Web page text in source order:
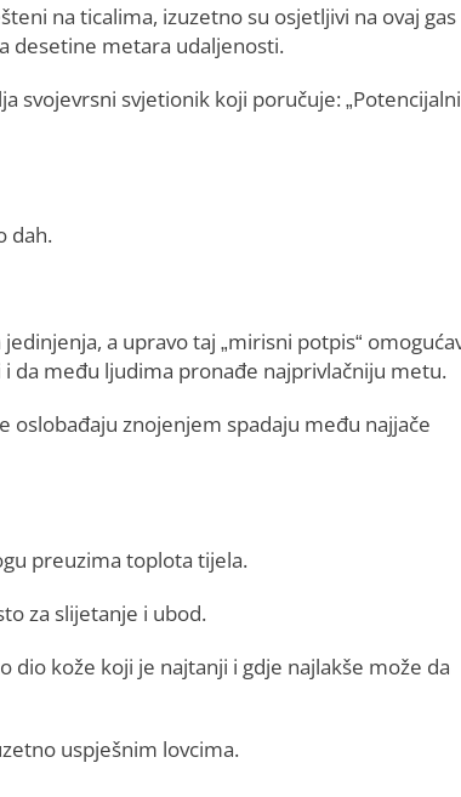
na ticalima, izuzetno su osjetljivi na ovaj gas
desetine metara udaljenosti.
svojevrsni svjetionik koji poručuje: „Potencijalni
dah.
a upravo taj „mirisni potpis“
da među ljudima pronađe najprivlačniju metu.
oslobađaju znojenjem spadaju među najjače
preuzima toplota tijela.
za slijetanje i ubod.
kože koji je najtanji i gdje najlakše može da
uspješnim lovcima.